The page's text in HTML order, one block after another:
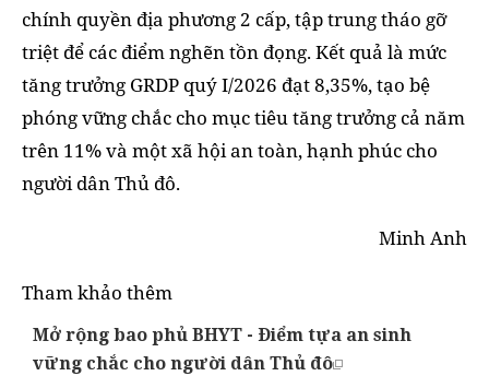
chính quyền địa phương 2 cấp, tập trung tháo gỡ
triệt để các điểm nghẽn tồn đọng. Kết quả là mức
tăng trưởng GRDP quý I/2026 đạt 8,35%, tạo bệ
phóng vững chắc cho mục tiêu tăng trưởng cả năm
trên 11% và một xã hội an toàn, hạnh phúc cho
người dân Thủ đô.
Minh Anh
Tham khảo thêm
Mở rộng bao phủ BHYT - Điểm tựa an sinh
vững chắc cho người dân Thủ đô